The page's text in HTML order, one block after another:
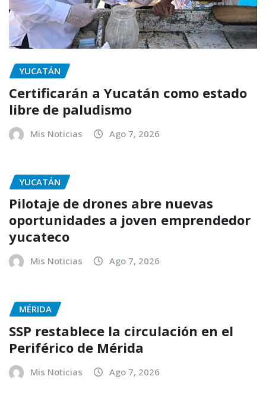
YUCATÁN
Certificarán a Yucatán como estado
libre de paludismo
Mis Noticias Ago 7, 2026
YUCATÁN
Pilotaje de drones abre nuevas
oportunidades a joven emprendedor
yucateco
Mis Noticias Ago 7, 2026
MÉRIDA
SSP restablece la circulación en el
Periférico de Mérida
Mis Noticias Ago 7, 2026